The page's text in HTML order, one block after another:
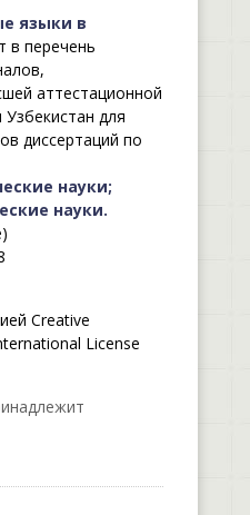
языки в
в перечень
аттестационной
для
диссертаций по
науки;
науки.
Creative
License